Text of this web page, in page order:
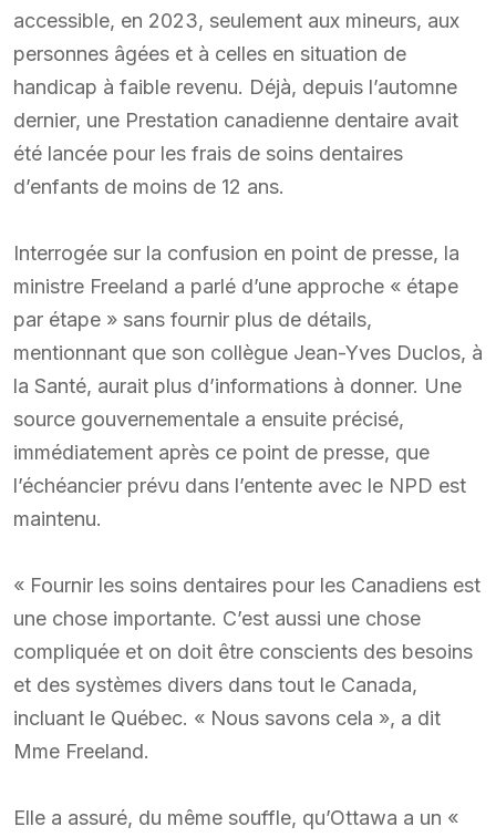
accessible, en 2023, seulement aux mineurs, aux
personnes âgées et à celles en situation de
handicap à faible revenu. Déjà, depuis l’automne
dernier, une Prestation canadienne dentaire avait
été lancée pour les frais de soins dentaires
d’enfants de moins de 12 ans.
Interrogée sur la confusion en point de presse, la
ministre Freeland a parlé d’une approche « étape
par étape » sans fournir plus de détails,
mentionnant que son collègue Jean-Yves Duclos, à
la Santé, aurait plus d’informations à donner. Une
source gouvernementale a ensuite précisé,
immédiatement après ce point de presse, que
l’échéancier prévu dans l’entente avec le NPD est
maintenu.
« Fournir les soins dentaires pour les Canadiens est
une chose importante. C’est aussi une chose
compliquée et on doit être conscients des besoins
et des systèmes divers dans tout le Canada,
incluant le Québec. « Nous savons cela », a dit
Mme Freeland.
Elle a assuré, du même souffle, qu’Ottawa a un «